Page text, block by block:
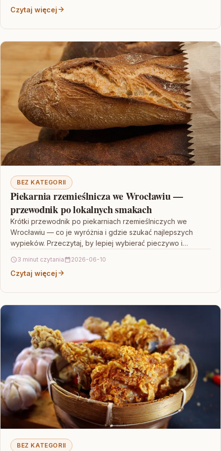
Czytaj więcej
BEZ KATEGORII
Piekarnia rzemieślnicza we Wrocławiu —
przewodnik po lokalnych smakach
Krótki przewodnik po piekarniach rzemieślniczych we
Wrocławiu — co je wyróżnia i gdzie szukać najlepszych
wypieków. Przeczytaj, by lepiej wybierać pieczywo i
3 minut czytania 2026-06-10
Czytaj więcej
BEZ KATEGORII